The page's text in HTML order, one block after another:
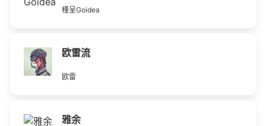
槿呈Goidea
欧雷流
欧雷
雅余